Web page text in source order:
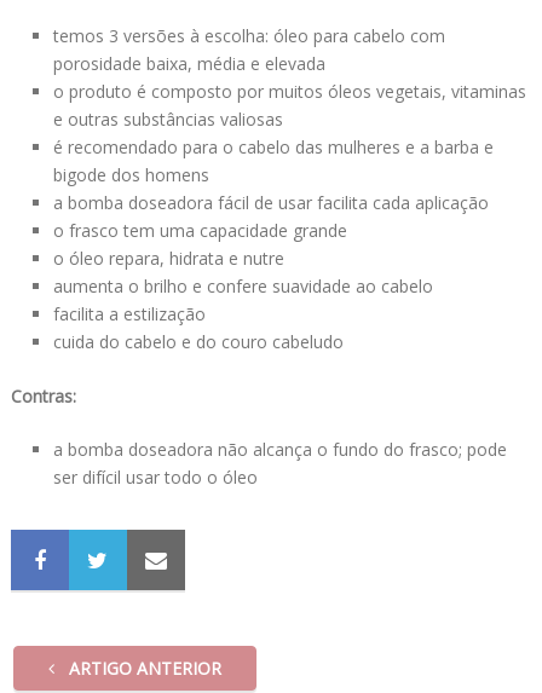
temos 3 versões à escolha: óleo para cabelo com
porosidade baixa, média e elevada
o produto é composto por muitos óleos vegetais, vitaminas
e outras substâncias valiosas
é recomendado para o cabelo das mulheres e a barba e
bigode dos homens
a bomba doseadora fácil de usar facilita cada aplicação
o frasco tem uma capacidade grande
o óleo repara, hidrata e nutre
aumenta o brilho e confere suavidade ao cabelo
facilita a estilização
cuida do cabelo e do couro cabeludo
Contras:
a bomba doseadora não alcança o fundo do frasco; pode
ser difícil usar todo o óleo
ARTIGO ANTERIOR